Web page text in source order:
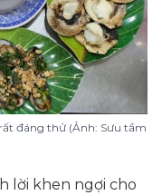
đáng thử (Ảnh: Sưu tầm
lời khen ngợi cho